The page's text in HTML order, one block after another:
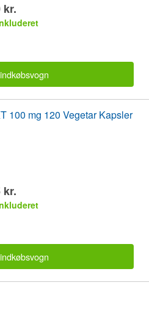
kr.
100 mg 120 Vegetar Kapsler
kr.